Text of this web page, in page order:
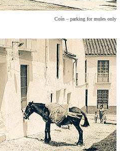
Coín – parking for mules only